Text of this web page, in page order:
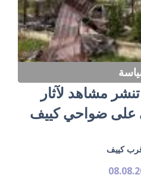
مشاهد لآثار
ضواحي كييف
كييف